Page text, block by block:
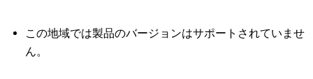
この地域では製品のバージョンはサポートされていませ
ん。